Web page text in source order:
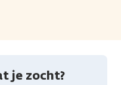
je zocht?